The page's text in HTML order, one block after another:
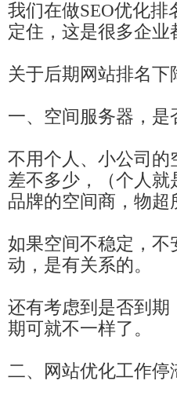
我们在做SEO优化
定住，这是很多企业
关于后期网站排名
一、空间服务器，是
不用个人、小公司
差不多少，（个人
品牌的空间商，物超
如果空间不稳定，
动，是有关系的。
还有考虑到是否到
期可就不一样了。
二、网站优化工作停